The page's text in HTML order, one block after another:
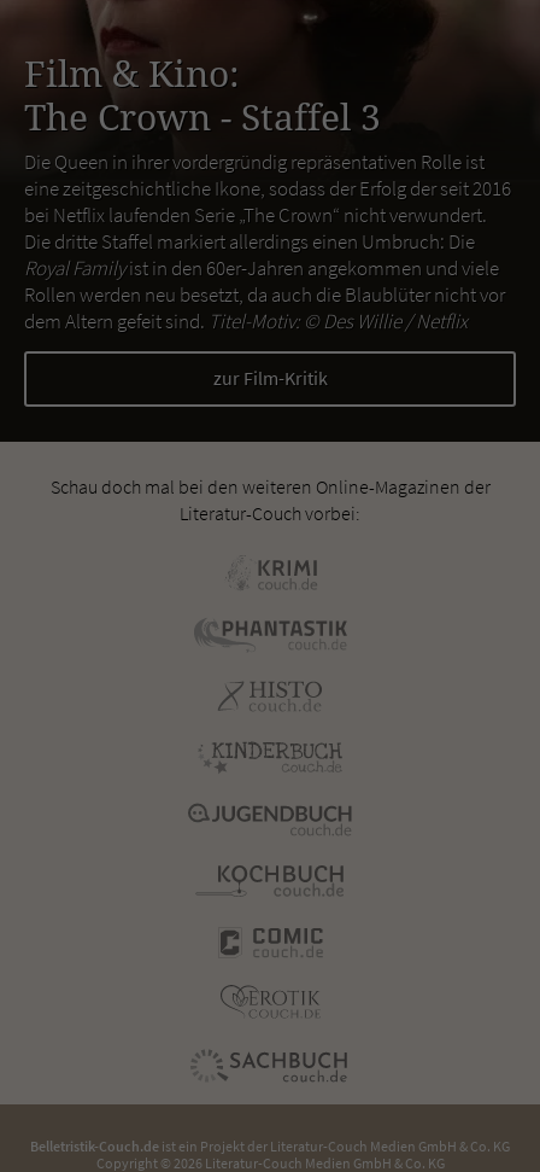
Film & Kino:
The Crown - Staffel 3
Die Queen in ihrer vordergründig repräsentativen Rolle ist
eine zeitgeschichtliche Ikone, sodass der Erfolg der seit 2016
bei Netflix laufenden Serie „The Crown“ nicht verwundert.
Die dritte Staffel markiert allerdings einen Umbruch: Die
Royal Familyist in den 60er-Jahren angekommen und viele
Rollen werden neu besetzt, da auch die Blaublüter nicht vor
dem Altern gefeit sind. Titel-Motiv: ©Des Willie / Netflix
zur Film-Kritik
Schau doch mal bei den weiteren Online-Magazinen der
Literatur-Couch vorbei:
Belletristik-Couch.de ist ein Projekt der Literatur-Couch Medien GmbH & Co. KG
Copyright © 2026 Literatur-Couch Medien GmbH & Co. KG